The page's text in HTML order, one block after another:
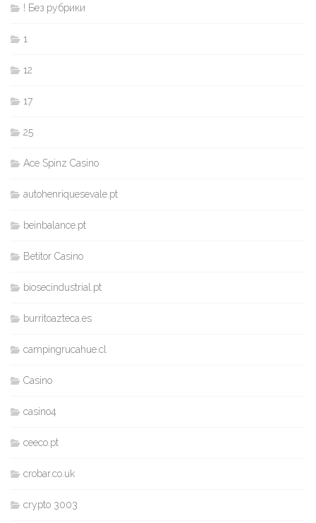
! Без рубрики
1
12
17
25
Ace Spinz Casino
autohenriquesevale.pt
beinbalance.pt
Betitor Casino
biosecindustrial.pt
burritoazteca.es
campingrucahue.cl
Casino
casino4
ceeco.pt
crobar.co.uk
crypto 3003